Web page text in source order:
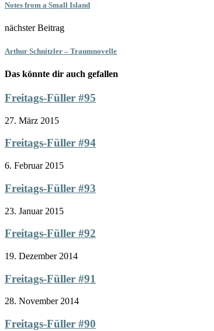
Notes from a Small Island
nächster Beitrag
Arthur Schnitzler – Traumnovelle
Das könnte dir auch gefallen
Freitags-Füller #95
27. März 2015
Freitags-Füller #94
6. Februar 2015
Freitags-Füller #93
23. Januar 2015
Freitags-Füller #92
19. Dezember 2014
Freitags-Füller #91
28. November 2014
Freitags-Füller #90